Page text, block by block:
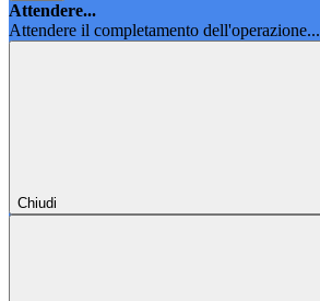
Attendere...
Attendere il completamento dell'operazione...
Chiudi